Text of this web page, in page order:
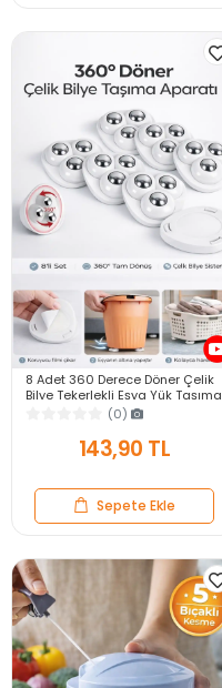
8 Adet 360 Derece Döner Çelik
Bilye Tekerlekli Eşya Yük Taşıma
Yapışkanlı Eşya Kaydırma
(0)
143,90 TL
Sepete Ekle